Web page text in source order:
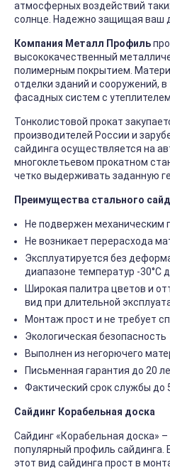
атмосферных воздействий
солнце. Надежно защищая ваш
Компания Металл Профиль
высококачественный
полимерным покрытием.
отделки зданий и сооружений,
фасадных систем с утеплителем.
Тонколистовой прокат
производителей России и
сайдинга осуществляется на
многоклетьевом прокатном
четко выдерживать заданную
Преимущества стального
Не подвержен механическим
Не возникает перерасхода
Эксплуатируется без
диапазоне температур -30°C
Широкая палитра цветов и
вид при длительной
Монтаж прост и не требует
Экологическая безопасность
Выполнен из негорючего
Письменная гарантия до 20
Фактический срок службы до
Сайдинг Корабельная доска
Сайдинг «Корабельная доска»
популярный профиль сайдинга.
этот вид сайдинга прост в